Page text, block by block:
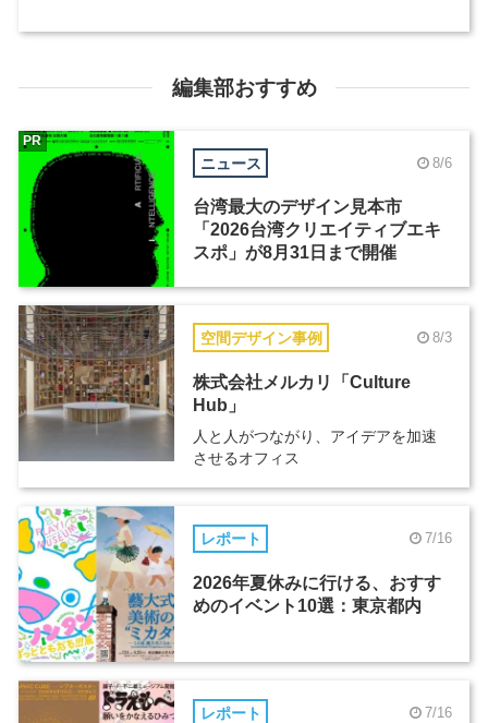
編集部おすすめ
ニュース 8/6
台湾最大のデザイン見本市
「2026台湾クリエイティブエキ
スポ」が8月31日まで開催
PR
空間デザイン事例 8/3
株式会社メルカリ「Culture
Hub」
人と人がつながり、アイデアを加速
させるオフィス
レポート 7/16
2026年夏休みに行ける、おすす
めのイベント10選：東京都内
レポート 7/16